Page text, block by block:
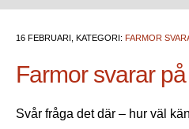
16 FEBRUARI, KATEGORI: FARMOR
Farmor svarar
Svår fråga det där – hur väl